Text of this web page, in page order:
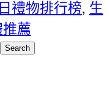
禮物排行榜, 生
薦